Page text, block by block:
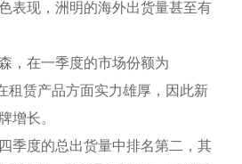
表现，洲明的海外出货量甚至有
，在一季度的市场份额为
租赁产品方面实力雄厚，因此新
增长。
季度的总出货量中排名第二，其